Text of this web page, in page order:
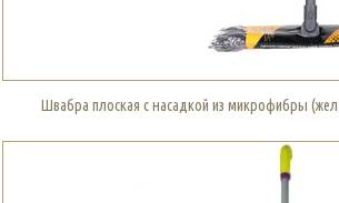
Швабра плоская с насадкой из микрофибры